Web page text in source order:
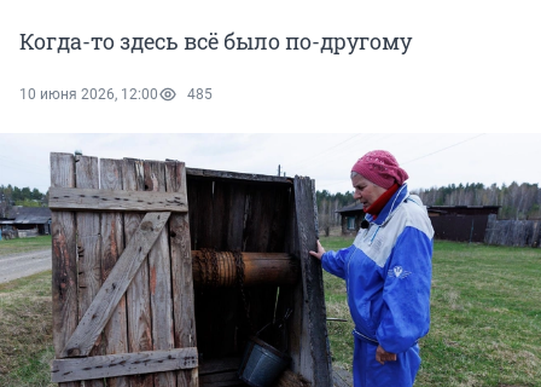
Когда-то здесь всё было по-другому
10 июня 2026, 12:00 485